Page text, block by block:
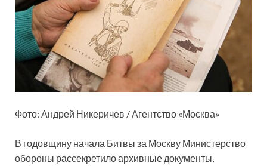
Фото: Андрей Никеричев / Агентство «Москва»
В годовщину начала Битвы за Москву Министерство
обороны рассекретило архивные документы,